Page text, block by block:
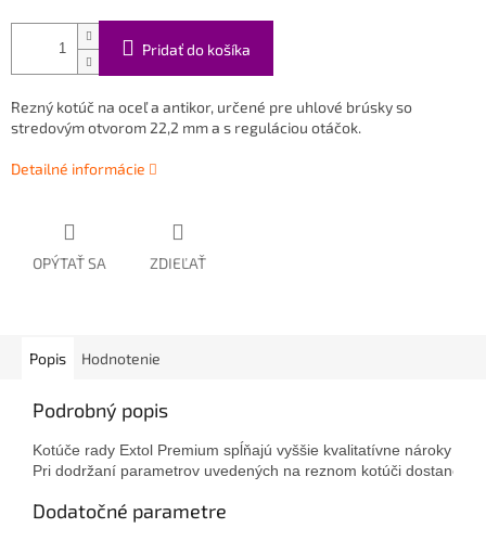
Pridať do košíka
Rezný kotúč na oceľ a antikor, určené pre uhlové brúsky so
stredovým otvorom 22,2 mm a s reguláciou otáčok.
Detailné informácie
OPÝTAŤ SA ZDIEĽAŤ
Popis Hodnotenie
Podrobný popis
Kotúče rady Extol Premium spĺňajú vyššie kvalitatívne nároky
Pri dodržaní parametrov uvedených na reznom kotúči dostanete
Dodatočné parametre